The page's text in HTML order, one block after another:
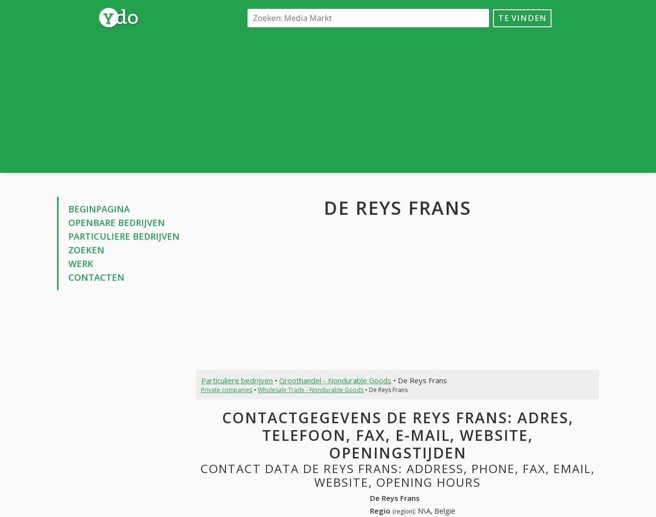
TE VINDEN
BEGINPAGINA
OPENBARE BEDRIJVEN
PARTICULIERE BEDRIJVEN
ZOEKEN
WERK
CONTACTEN
DE REYS FRANS
Particuliere bedrijven • Groothandel - Nondurable Goods • De Reys Frans
Private companies• Wholesale Trade - Nondurable Goods• De Reys Frans
CONTACTGEGEVENS DE REYS FRANS: ADRES,
TELEFOON, FAX, E-MAIL, WEBSITE,
OPENINGSTIJDEN
CONTACT DATA DE REYS FRANS: ADDRESS, PHONE, FAX, EMAIL,
WEBSITE, OPENING HOURS
De Reys Frans
Regio (region): N\A, België